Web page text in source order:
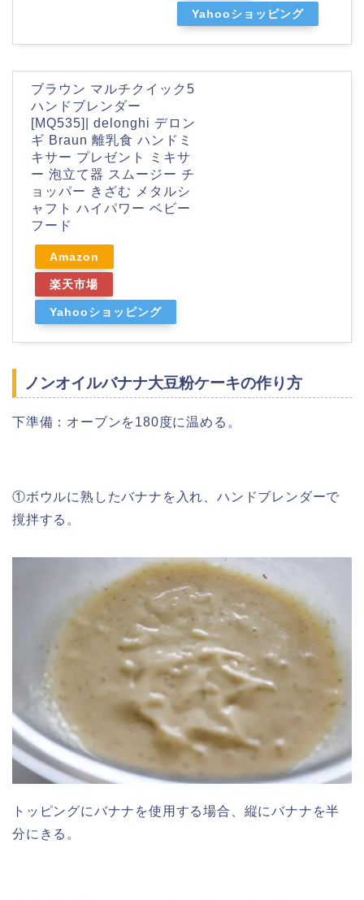
Yahooショッピング
ブラウン マルチクイック5
ハンドブレンダー
[MQ535]| delonghi デロン
ギ Braun 離乳食 ハンドミ
キサー プレゼント ミキサ
ー 泡立て器 スムージー チ
ョッパー きざむ メタルシ
ャフト ハイパワー ベビー
フード
Amazon
楽天市場
Yahooショッピング
ノンオイルバナナ大豆粉ケーキの作り方
下準備：オーブンを180度に温める。
①ボウルに熟したバナナを入れ、ハンドブレンダーで
撹拌する。
トッピングにバナナを使用する場合、縦にバナナを半
分にきる。